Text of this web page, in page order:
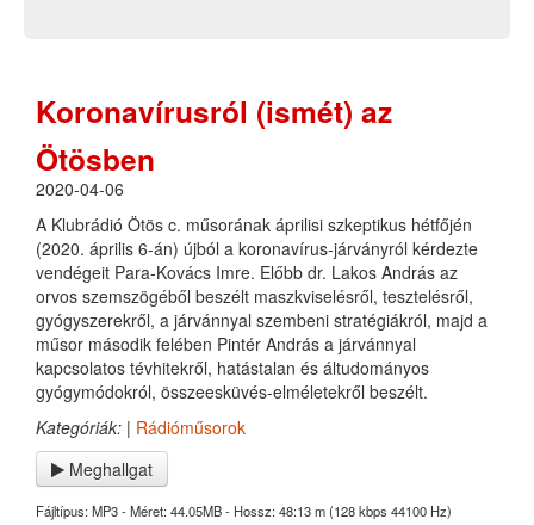
Koronavírusról (ismét) az
Ötösben
2020-04-06
A Klubrádió Ötös c. műsorának áprilisi szkeptikus hétfőjén
(2020. április 6-án) újból a koronavírus-járványról kérdezte
vendégeit Para-Kovács Imre. Előbb dr. Lakos András az
orvos szemszögéből beszélt maszkviselésről, tesztelésről,
gyógyszerekről, a járvánnyal szembeni stratégiákról, majd a
műsor második felében Pintér András a járvánnyal
kapcsolatos tévhitekről, hatástalan és áltudományos
gyógymódokról, összeesküvés-elméletekről beszélt.
Kategóriák: | Rádióműsorok
Meghallgat
Fájltípus: MP3 - Méret: 44.05MB - Hossz: 48:13 m (128 kbps 44100 Hz)